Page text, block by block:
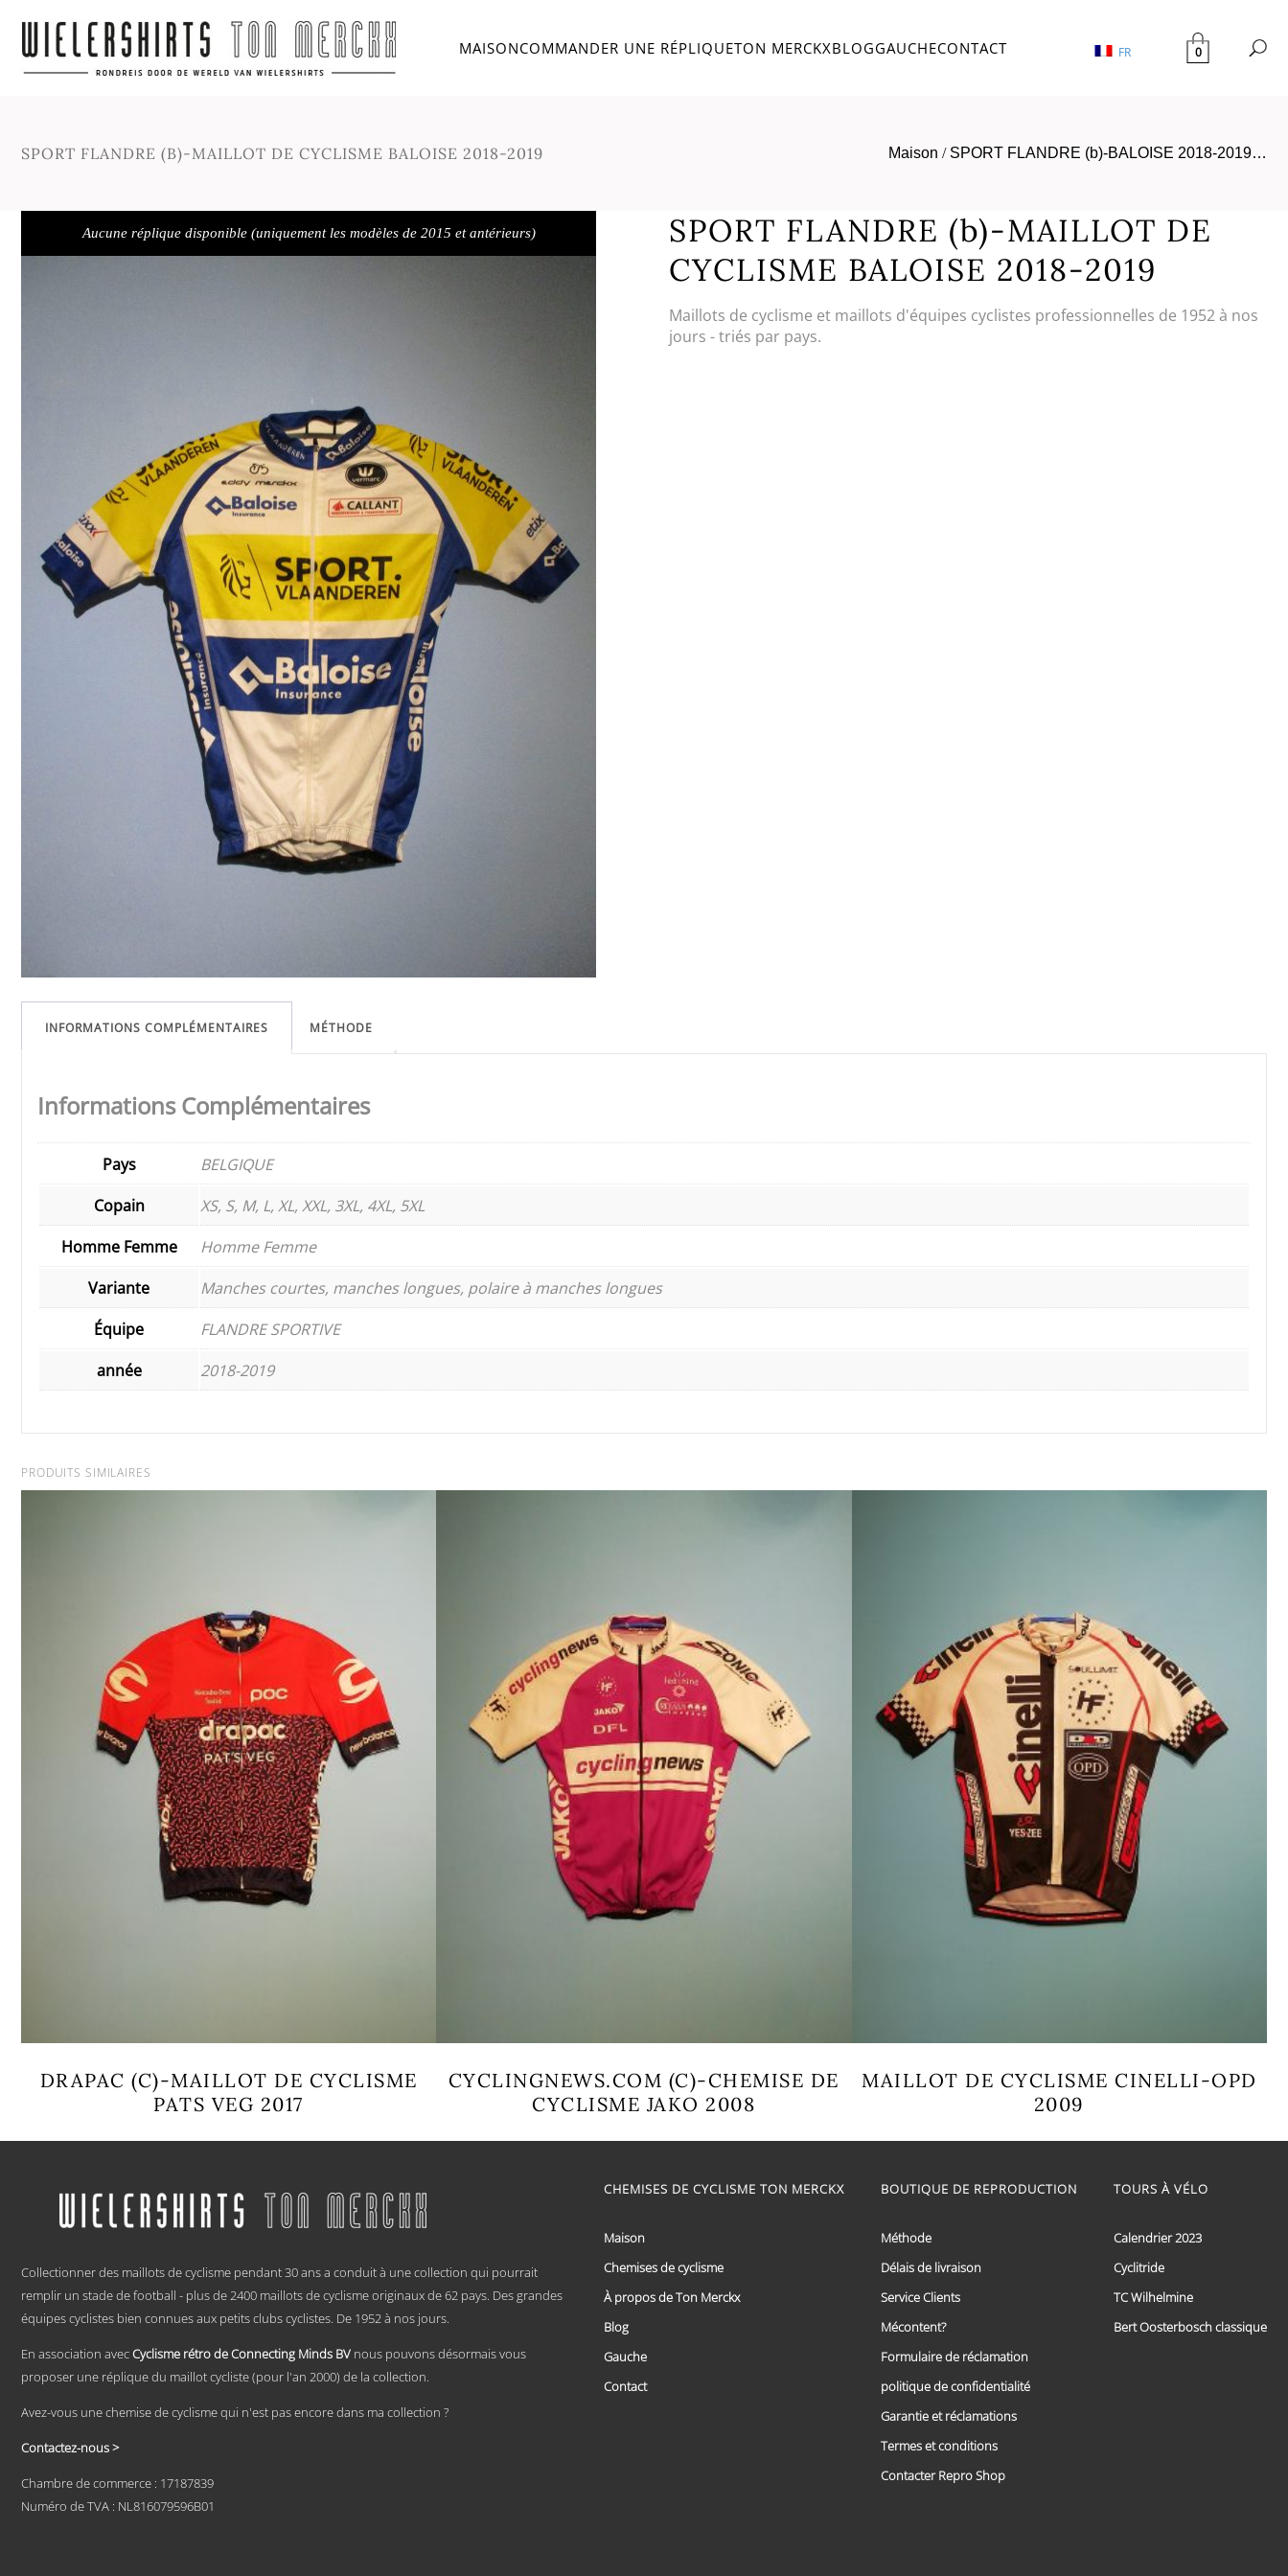
MAISONCOMMANDER UNE RÉPLIQUETON MERCKXBLOGGAUCHECONTACT FR 0
SPORT FLANDRE (B)-MAILLOT DE CYCLISME BALOISE 2018-2019 Maison / SPORT FLANDRE (b)-BALOISE 2018-2019…
Aucune réplique disponible (uniquement les modèles de 2015 et antérieurs)
SPORT FLANDRE (b)-MAILLOT DE
CYCLISME BALOISE 2018-2019
Maillots de cyclisme et maillots d'équipes cyclistes professionnelles de 1952 à nos
jours - triés par pays.
INFORMATIONS COMPLÉMENTAIRES MÉTHODE
Informations Complémentaires
Pays
BELGIQUE
Copain
XS, S, M, L, XL, XXL, 3XL, 4XL, 5XL
Homme Femme
Homme Femme
Variante
Manches courtes, manches longues, polaire à manches longues
Équipe
FLANDRE SPORTIVE
année
2018-2019
PRODUITS SIMILAIRES
DRAPAC (C)-MAILLOT DE CYCLISME
PATS VEG 2017
variations.
Les
être
choisies
sur
la
du
produit
CYCLINGNEWS.COM (C)-CHEMISE DE
CYCLISME JAKO 2008
plusieurs
options
être
choisies
sur
du
MAILLOT DE CYCLISME CINELLI-OPD
2009
plusieurs
Collectionner des maillots de cyclisme pendant 30 ans a conduit à une collection qui pourrait
remplir un stade de football - plus de 2400 maillots de cyclisme originaux de 62 pays. Des grandes
équipes cyclistes bien connues aux petits clubs cyclistes. De 1952 à nos jours.
En association avecCyclisme rétro de Connecting Minds BV nous pouvons désormais vous
proposer une réplique du maillot cycliste (pour l'an 2000) de la collection.
Avez-vous une chemise de cyclisme qui n'est pas encore dans ma collection ?
Contactez-nous >
Chambre de commerce : 17187839
Numéro de TVA : NL816079596B01
CHEMISES DE CYCLISME TON MERCKX
Maison
Chemises de cyclisme
À propos de Ton Merckx
Blog
Gauche
Contact
BOUTIQUE DE REPRODUCTION
Méthode
Délais de livraison
Service Clients
Mécontent?
Formulaire de réclamation
politique de confidentialité
Garantie et réclamations
Termes et conditions
Contacter Repro Shop
TOURS À VÉLO
Calendrier 2023
Cyclitride
TC Wilhelmine
Bert Oosterbosch classique